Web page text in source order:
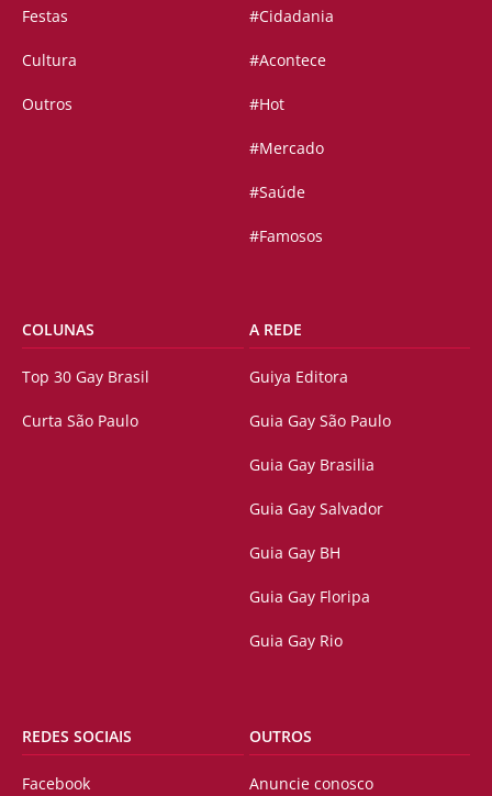
Festas
Cultura
Outros
#Cidadania
#Acontece
#Hot
#Mercado
#Saúde
#Famosos
COLUNAS
Top 30 Gay Brasil
Curta São Paulo
A REDE
Guiya Editora
Guia Gay São Paulo
Guia Gay Brasilia
Guia Gay Salvador
Guia Gay BH
Guia Gay Floripa
Guia Gay Rio
REDES SOCIAIS
Facebook
OUTROS
Anuncie conosco